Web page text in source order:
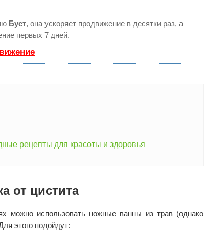
Буст, она ускоряет продвижение в десятки раз, а
первых 7 дней.
рецепты для красоты и здоровья
от цистита
можно использовать ножные ванны из трав (однако
этого подойдут: